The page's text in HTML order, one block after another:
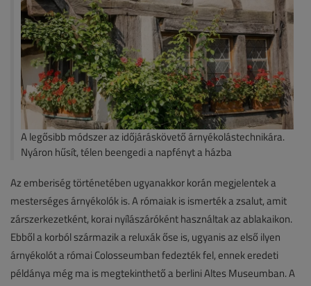
A legősibb módszer az időjáráskövető árnyékolástechnikára.
Nyáron hűsít, télen beengedi a napfényt a házba
Az emberiség történetében ugyanakkor korán megjelentek a
mesterséges árnyékolók is. A rómaiak is ismerték a zsalut, amit
zárszerkezetként, korai nyílászáróként használtak az ablakaikon.
Ebből a korból származik a reluxák őse is, ugyanis az első ilyen
árnyékolót a római Colosseumban fedezték fel, ennek eredeti
példánya még ma is megtekinthető a berlini Altes Museumban. A